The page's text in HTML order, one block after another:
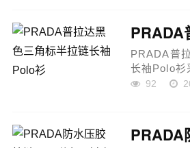
Logo泼墨
烈，层次...
PRADA普
长袖Polo衫
棉面料，手
性涂珐琅
半...
92